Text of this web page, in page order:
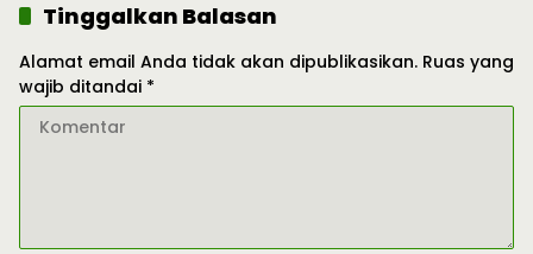
Tinggalkan Balasan
Alamat email Anda tidak akan dipublikasikan. Ruas yang
wajib ditandai *